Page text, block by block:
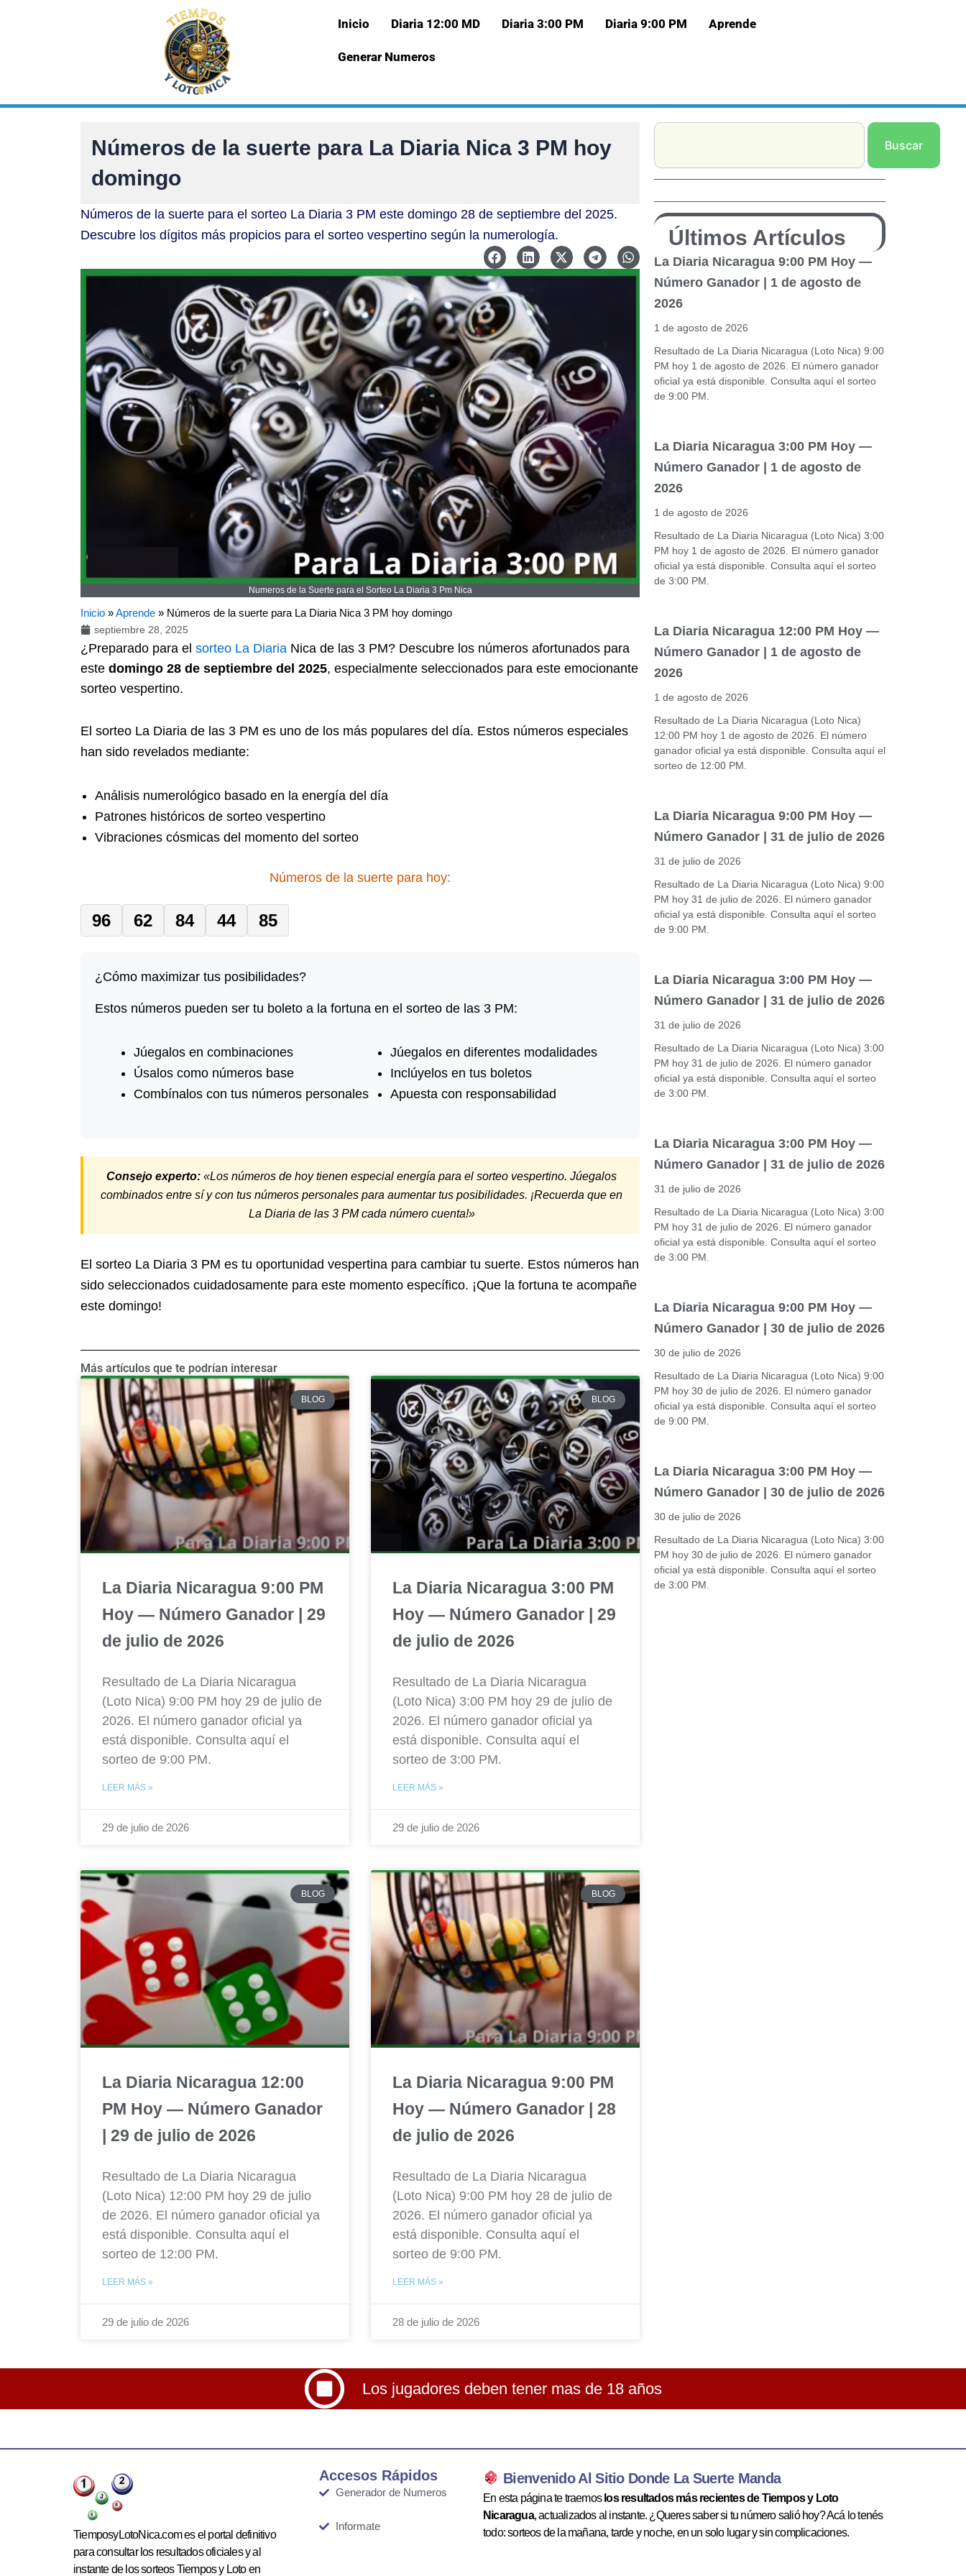
Inicio Diaria 12:00 MD Diaria 3:00 PM Diaria 9:00 PM Aprende
Generar Numeros
Números de la suerte para La Diaria Nica 3 PM hoy
domingo
Números de la suerte para el sorteo La Diaria 3 PM este domingo 28 de septiembre del 2025.
Descubre los dígitos más propicios para el sorteo vespertino según la numerología.
Numeros de la Suerte para el Sorteo La Diaria 3 Pm Nica
Inicio »Aprende » Números de la suerte para La Diaria Nica 3 PM hoy domingo
septiembre 28, 2025
¿Preparado para el sorteo La Diaria Nica de las 3 PM? Descubre los números afortunados para
este domingo 28 de septiembre del 2025, especialmente seleccionados para este emocionante
sorteo vespertino.
El sorteo La Diaria de las 3 PM es uno de los más populares del día. Estos números especiales
han sido revelados mediante:
Análisis numerológico basado en la energía del día
Patrones históricos de sorteo vespertino
Vibraciones cósmicas del momento del sorteo
Números de la suerte para hoy:
96 62 84 44 85
¿Cómo maximizar tus posibilidades?
Estos números pueden ser tu boleto a la fortuna en el sorteo de las 3 PM:
Júegalos en combinaciones
Úsalos como números base
Combínalos con tus números personales
Júegalos en diferentes modalidades
Inclúyelos en tus boletos
Apuesta con responsabilidad
Consejo experto: «Los números de hoy tienen especial energía para el sorteo vespertino. Júegalos
combinados entre sí y con tus números personales para aumentar tus posibilidades. ¡Recuerda que en
La Diaria de las 3 PM cada número cuenta!»
El sorteo La Diaria 3 PM es tu oportunidad vespertina para cambiar tu suerte. Estos números han
sido seleccionados cuidadosamente para este momento específico. ¡Que la fortuna te acompañe
este domingo!
Más artículos que te podrían interesar
BLOG
La Diaria Nicaragua 9:00 PM
Hoy — Número Ganador | 29
de julio de 2026
Resultado de La Diaria Nicaragua
(Loto Nica) 9:00 PM hoy 29 de julio de
2026. El número ganador oficial ya
está disponible. Consulta aquí el
sorteo de 9:00 PM.
LEER MÁS »
29 de julio de 2026
BLOG
La Diaria Nicaragua 3:00 PM
Hoy — Número Ganador | 29
de julio de 2026
Resultado de La Diaria Nicaragua
(Loto Nica) 3:00 PM hoy 29 de julio de
2026. El número ganador oficial ya
está disponible. Consulta aquí el
sorteo de 3:00 PM.
LEER MÁS »
29 de julio de 2026
BLOG
La Diaria Nicaragua 12:00
PM Hoy — Número Ganador
| 29 de julio de 2026
Resultado de La Diaria Nicaragua
(Loto Nica) 12:00 PM hoy 29 de julio
de 2026. El número ganador oficial ya
está disponible. Consulta aquí el
sorteo de 12:00 PM.
LEER MÁS »
29 de julio de 2026
BLOG
La Diaria Nicaragua 9:00 PM
Hoy — Número Ganador | 28
de julio de 2026
Resultado de La Diaria Nicaragua
(Loto Nica) 9:00 PM hoy 28 de julio de
2026. El número ganador oficial ya
está disponible. Consulta aquí el
sorteo de 9:00 PM.
LEER MÁS »
28 de julio de 2026
Search
Buscar
Últimos Artículos
La Diaria Nicaragua 9:00 PM Hoy —
Número Ganador | 1 de agosto de
2026
1 de agosto de 2026
Resultado de La Diaria Nicaragua (Loto Nica) 9:00
PM hoy 1 de agosto de 2026. El número ganador
oficial ya está disponible. Consulta aquí el sorteo
de 9:00 PM.
La Diaria Nicaragua 3:00 PM Hoy —
Número Ganador | 1 de agosto de
2026
1 de agosto de 2026
Resultado de La Diaria Nicaragua (Loto Nica) 3:00
PM hoy 1 de agosto de 2026. El número ganador
oficial ya está disponible. Consulta aquí el sorteo
de 3:00 PM.
La Diaria Nicaragua 12:00 PM Hoy —
Número Ganador | 1 de agosto de
2026
1 de agosto de 2026
Resultado de La Diaria Nicaragua (Loto Nica)
12:00 PM hoy 1 de agosto de 2026. El número
ganador oficial ya está disponible. Consulta aquí el
sorteo de 12:00 PM.
La Diaria Nicaragua 9:00 PM Hoy —
Número Ganador | 31 de julio de 2026
31 de julio de 2026
Resultado de La Diaria Nicaragua (Loto Nica) 9:00
PM hoy 31 de julio de 2026. El número ganador
oficial ya está disponible. Consulta aquí el sorteo
de 9:00 PM.
La Diaria Nicaragua 3:00 PM Hoy —
Número Ganador | 31 de julio de 2026
31 de julio de 2026
Resultado de La Diaria Nicaragua (Loto Nica) 3:00
PM hoy 31 de julio de 2026. El número ganador
oficial ya está disponible. Consulta aquí el sorteo
de 3:00 PM.
La Diaria Nicaragua 3:00 PM Hoy —
Número Ganador | 31 de julio de 2026
31 de julio de 2026
Resultado de La Diaria Nicaragua (Loto Nica) 3:00
PM hoy 31 de julio de 2026. El número ganador
oficial ya está disponible. Consulta aquí el sorteo
de 3:00 PM.
La Diaria Nicaragua 9:00 PM Hoy —
Número Ganador | 30 de julio de 2026
30 de julio de 2026
Resultado de La Diaria Nicaragua (Loto Nica) 9:00
PM hoy 30 de julio de 2026. El número ganador
oficial ya está disponible. Consulta aquí el sorteo
de 9:00 PM.
La Diaria Nicaragua 3:00 PM Hoy —
Número Ganador | 30 de julio de 2026
30 de julio de 2026
Resultado de La Diaria Nicaragua (Loto Nica) 3:00
PM hoy 30 de julio de 2026. El número ganador
oficial ya está disponible. Consulta aquí el sorteo
de 3:00 PM.
Los jugadores deben tener mas de 18 años
TiemposyLotoNica.com es el portal definitivo
para consultar los resultados oficiales y al
instante de los sorteos Tiempos y Loto en
Accesos Rápidos
Generador de Numeros
Informate
Bienvenido Al Sitio Donde La Suerte Manda
En esta página te traemos los resultados más recientes de Tiempos y Loto
Nicaragua, actualizados al instante. ¿Queres saber si tu número salió hoy? Acá lo tenés
todo: sorteos de la mañana, tarde y noche, en un solo lugar y sin complicaciones.